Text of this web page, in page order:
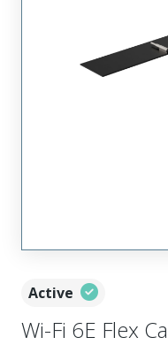
Active
Wi-Fi 6E Flex